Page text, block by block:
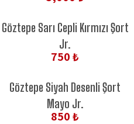
Göztepe Sarı Cepli Kırmızı Şort
Jr.
750 ₺
Göztepe Siyah Desenli Şort
Mayo Jr.
850 ₺